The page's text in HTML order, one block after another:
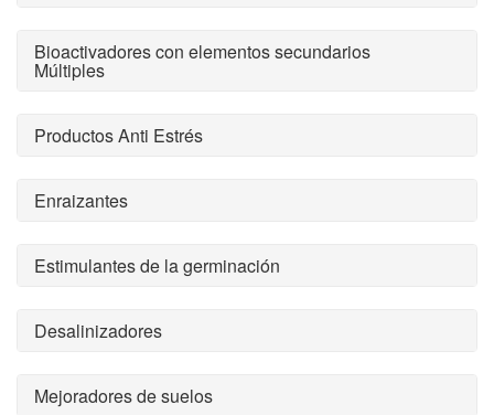
Bioactivadores con elementos secundarios
Múltiples
Productos Anti Estrés
Enraizantes
Estimulantes de la germinación
Desalinizadores
Mejoradores de suelos